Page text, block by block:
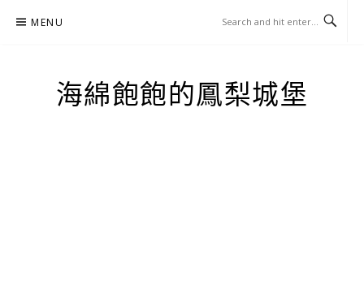
MENU
海綿飽飽的鳳梨城堡